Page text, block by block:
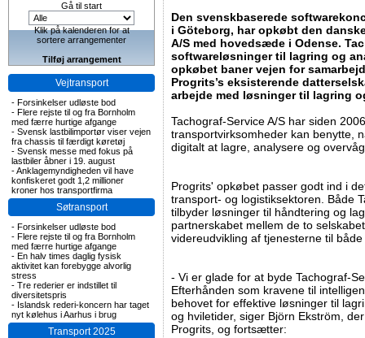
Gå til start
Klik på kalenderen for at
sortere arrangementer
Tilføj arrangement
Vejtransport
- Forsinkelser udløste bod
- Flere rejste til og fra Bornholm
med færre hurtige afgange
- Svensk lastbilimportør viser vejen
fra chassis til færdigt køretøj
- Svensk messe med fokus på
lastbiler åbner i 19. august
-Anklagemyndigheden vil have
konfiskeret godt 1,2 millioner
kroner hos transportfirma
Søtransport
- Forsinkelser udløste bod
- Flere rejste til og fra Bornholm
med færre hurtige afgange
- En halv times daglig fysisk
aktivitet kan forebygge alvorlig
stress
- Tre rederier er indstillet til
diversitetspris
- Islandsk rederi-koncern har taget
nyt kølehus i Aarhus i brug
Transport 2025
Den svenskbaserede
i Göteborg, har opkøbt den
A/S med hovedsæde i Odense.
softwareløsninger til lagring og
opkøbet baner vejen for
Progrits’s eksisterende
arbejde med løsninger til lagring
Tachograf-Service A/S har siden
transportvirksomheder kan benytte,
digitalt at lagre, analysere og
Progrits' opkøbet passer godt ind i
transport- og logistiksektoren. Både
tilbyder løsninger til håndtering og
partnerskabet mellem de to
videreudvikling af tjenesterne til
- Vi er glade for at byde Tachograf-
Efterhånden som kravene til
behovet for effektive løsninger til
og hviletider, siger Björn Ekström,
Progrits, og fortsætter: